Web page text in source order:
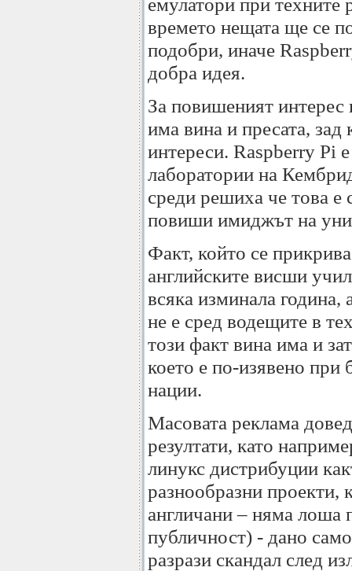
времето нещата ще се
подобри, иначе
добра идея.
За повишеният
има вина и пресата,
интереси. Raspberry Pi
лаборатории на
среди решиха че това е
повиши имиджът на
Факт, който се
английските висши
всяка изминала година,
не е сред водещите в
този факт вина има и
което е по-изявено при
нации.
Масовата реклама
резултати, като
линукс дистрибуции
разнообразни проекти,
англичани – няма лоша
публичност) - дано
разрази скандал след